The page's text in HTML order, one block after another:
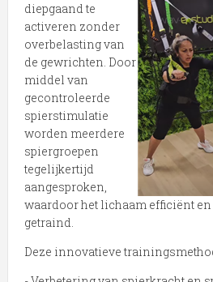
diepgaand te
activeren zonder
overbelasting van
de gewrichten. Door
middel van
gecontroleerde
spierstimulatie
worden meerdere
spiergroepen
tegelijkertijd
aangesproken,
waardoor het lichaam efficiënt
getraind.
Deze innovatieve